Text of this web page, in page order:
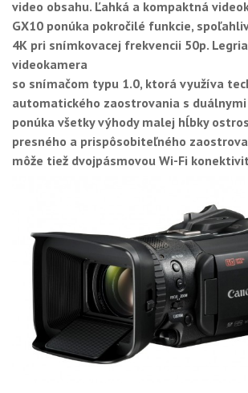
video obsahu. Ľahká a kompaktná
GX10 ponúka pokročilé funkcie,
4K pri snímkovacej frekvencii 50p.
videokamera
so snímačom typu 1.0, ktorá využíva
automatického zaostrovania s duálnymi
ponúka všetky výhody malej hĺbky
presného a prispôsobiteľného
môže tiež dvojpásmovou Wi-Fi